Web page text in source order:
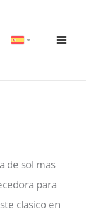
de sol mas
para
clasico en